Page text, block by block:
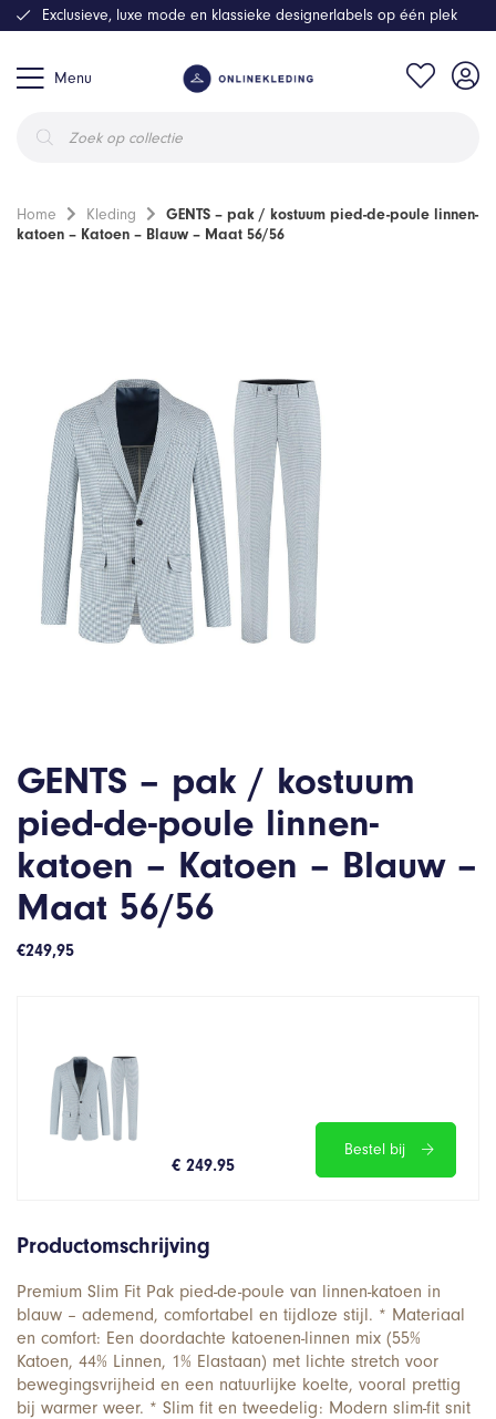
Menu
zoeken
Exclusieve, luxe mode en klassieke designerlabels op één plek
Home Kleding
GENTS – pak / kostuum pied-de-poule linnen-
katoen – Katoen – Blauw – Maat 56/56
GENTS – pak / kostuum
pied-de-poule linnen-
katoen – Katoen – Blauw –
Maat 56/56
€249,95
€ 249.95
Bestel bij
Productomschrijving
Premium Slim Fit Pak pied-de-poule van linnen-katoen in
blauw – ademend, comfortabel en tijdloze stijl. * Materiaal
en comfort: Een doordachte katoenen-linnen mix (55%
Katoen, 44% Linnen, 1% Elastaan) met lichte stretch voor
bewegingsvrijheid en een natuurlijke koelte, vooral prettig
bij warmer weer. * Slim fit en tweedelig: Modern slim-fit snit